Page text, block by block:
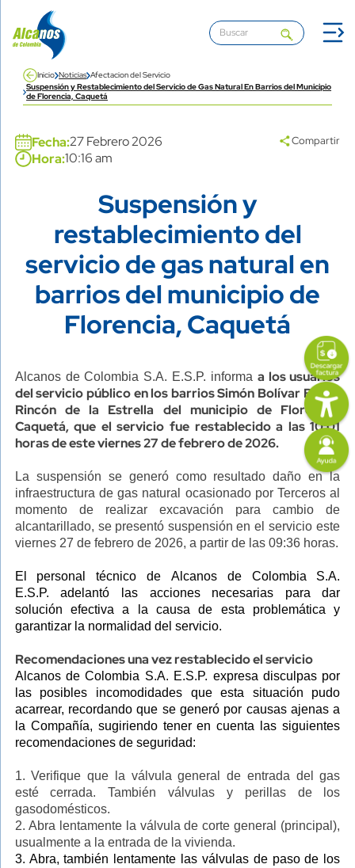
Pasar al contenido principal
Inicio Noticias Afectacion del Servicio
Suspensión y Restablecimiento del Servicio de Gas Natural En Barrios del Municipio
de Florencia, Caquetá
Fecha:27 Febrero 2026
Hora:10:16 am
Compartir
Suspensión y
restablecimiento del
servicio de gas natural en
barrios del municipio de
Florencia, Caquetá
Content
Descripción
Alcanos de Colombia S.A. E.S.P. informa a los usuarios
del servicio público en los barrios Simón Bolívar Bajo y
Rincón de la Estrella del municipio de Florencia,
Caquetá, que el servicio fue restablecido a las 10:01
horas de este viernes 27 de febrero de 2026.
La suspensión se generó como resultado daño en la
infraestructura de gas natural ocasionado por Terceros al
momento de realizar excavación para cambio de
alcantarillado, se presentó suspensión en el servicio este
viernes 27 de febrero de 2026, a partir de las 09:36 horas.
El personal técnico de Alcanos de Colombia S.A.
E.S.P.adelantó las acciones necesarias para dar
solución efectiva a la causa de esta problemática y
garantizar la normalidad del servicio.
Recomendaciones una vez restablecido el servicio
Alcanos de Colombia S.A. E.S.P. expresa disculpas por
las posibles incomodidades que esta situación pudo
acarrear, recordando que se generó por causas ajenas a
la Compañía, sugiriendo tener en cuenta las siguientes
recomendaciones de seguridad:
1. Verifique que la válvula general de entrada del gas
esté cerrada. También válvulas y perillas de los
gasodomésticos.
2. Abra lentamente la válvula de corte general (principal),
usualmente a la entrada de la vivienda.
3. Abra, también lentamente las válvulas de paso de los
icon
Imagen
link
Imagen
Imagen